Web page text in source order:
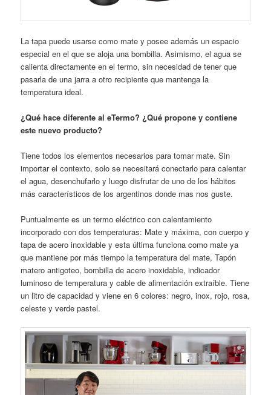
La tapa puede usarse como mate y posee además un espacio
especial en el que se aloja una bombilla. Asimismo, el agua se
calienta directamente en el termo, sin necesidad de tener que
pasarla de una jarra a otro recipiente que mantenga la
temperatura ideal.
¿Qué hace diferente al eTermo? ¿Qué propone y contiene
este nuevo producto?
Tiene todos los elementos necesarios para tomar mate. Sin
importar el contexto, solo se necesitará conectarlo para calentar
el agua, desenchufarlo y luego disfrutar de uno de los hábitos
más característicos de los argentinos donde mas nos guste.
Puntualmente es un termo eléctrico con calentamiento
incorporado con dos temperaturas: Mate y máxima, con cuerpo y
tapa de acero inoxidable y esta última funciona como mate ya
que mantiene por más tiempo la temperatura del mate, Tapón
matero antigoteo, bombilla de acero inoxidable, indicador
luminoso de temperatura y cable de alimentación extraíble. Tiene
un litro de capacidad y viene en 6 colores: negro, inox, rojo, rosa,
celeste y verde pastel.